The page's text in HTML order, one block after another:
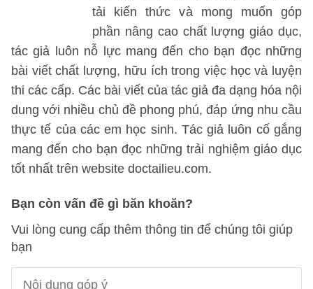
tải kiến thức và mong muốn góp
phần nâng cao chất lượng giáo dục,
tác giả luôn nỗ lực mang đến cho bạn đọc những
bài viết chất lượng, hữu ích trong việc học và luyện
thi các cấp. Các bài viết của tác giả đa dạng hóa nội
dung với nhiều chủ đề phong phú, đáp ứng nhu cầu
thực tế của các em học sinh. Tác giả luôn cố gắng
mang đến cho bạn đọc những trải nghiệm giáo dục
tốt nhất trên website doctailieu.com.
Bạn còn vấn đề gì băn khoăn?
Vui lòng cung cấp thêm thông tin để chúng tôi giúp
bạn